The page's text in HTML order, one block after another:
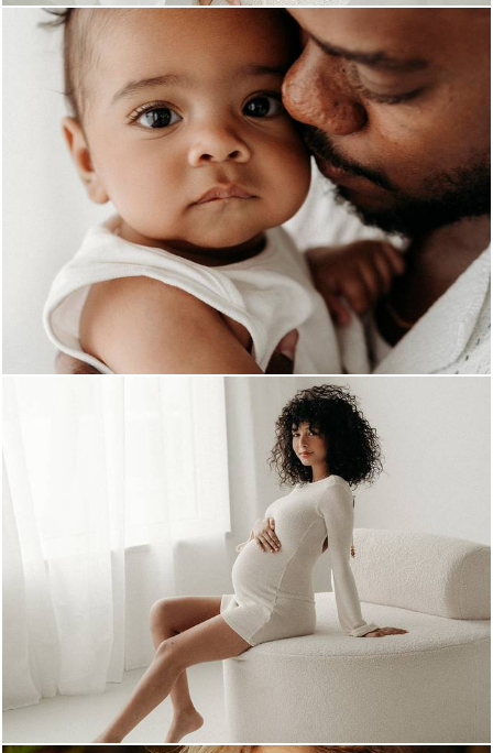
816 0
881